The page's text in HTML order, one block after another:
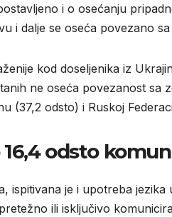
i o osećanju
i dalje se oseća povezano
kod doseljenika iz
ne oseća povezanost sa
(37,2 odsto) i Ruskoj
16,4 odsto
ispitivana je i upotreba
ili isključivo